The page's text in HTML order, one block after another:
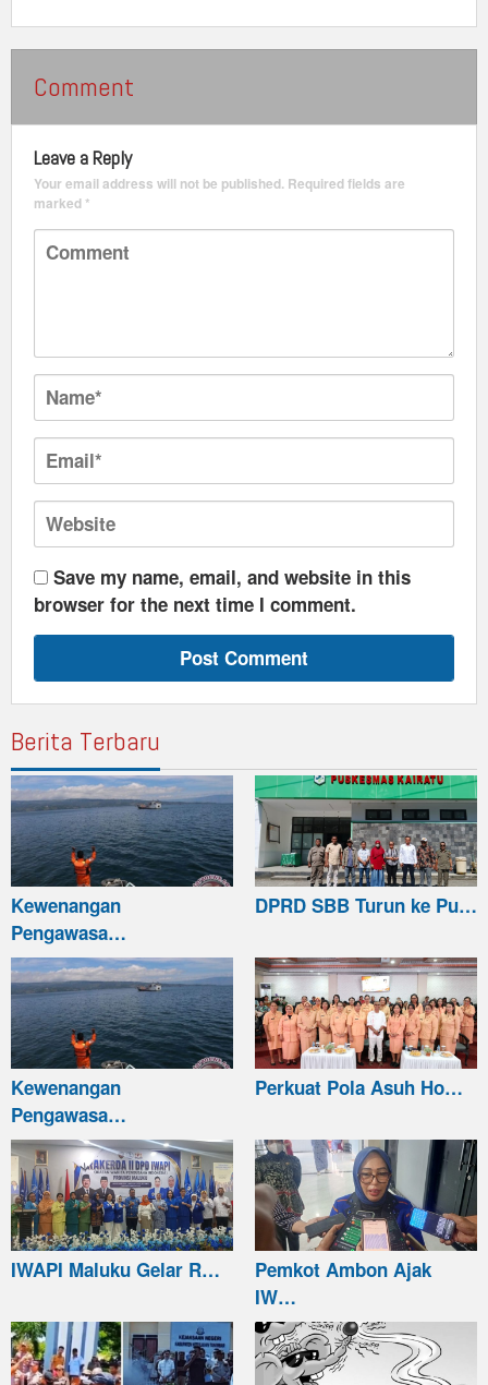
Comment
Leave a Reply
Your email address will not be published. Required fields are
marked*
Save my name, email, and website in this
browser for the next time I comment.
Berita Terbaru
Kewenangan
Pengawasa…
DPRD SBB Turun ke Pu…
Kewenangan
Pengawasa…
Perkuat Pola Asuh Ho…
IWAPI Maluku Gelar R…
Pemkot Ambon Ajak
IW…